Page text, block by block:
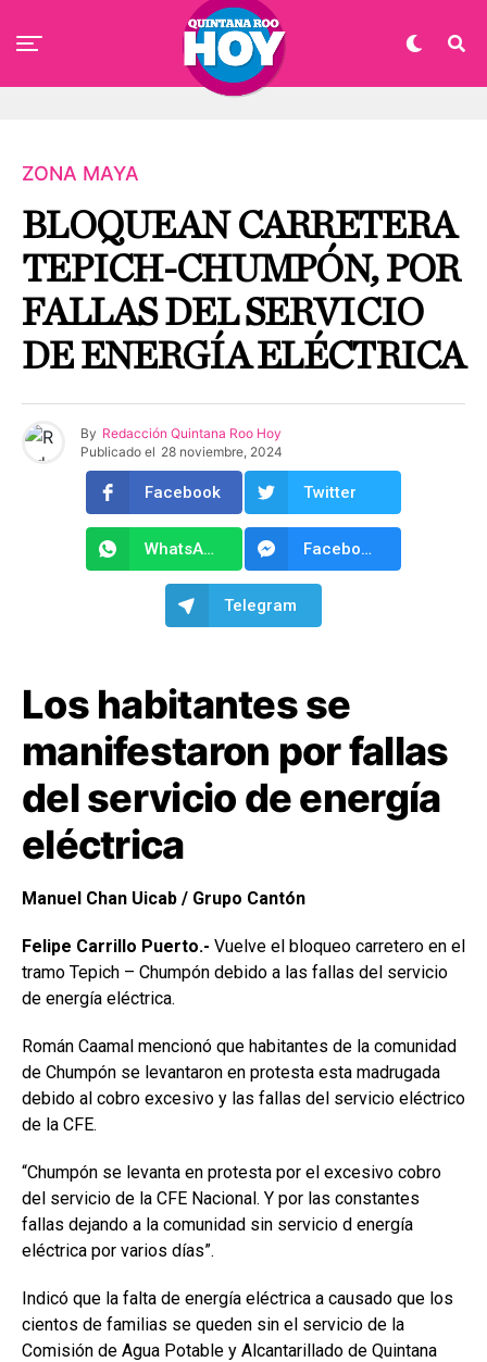
ZONA MAYA
BLOQUEAN CARRETERA
TEPICH-CHUMPÓN, POR
FALLAS DEL SERVICIO
DE ENERGÍA ELÉCTRICA
By Redacción Quintana Roo Hoy
Publicado el 28 noviembre, 2024
Facebook Twitter
WhatsApp Facebook Messenger
Telegram
Los habitantes se
manifestaron por fallas
del servicio de energía
eléctrica
Manuel Chan Uicab / Grupo Cantón
Felipe Carrillo Puerto.- Vuelve el bloqueo carretero en el
tramo Tepich – Chumpón debido a las fallas del servicio
de energía eléctrica.
Román Caamal mencionó que habitantes de la comunidad
de Chumpón se levantaron en protesta esta madrugada
debido al cobro excesivo y las fallas del servicio eléctrico
de la CFE.
“Chumpón se levanta en protesta por el excesivo cobro
del servicio de la CFE Nacional. Y por las constantes
fallas dejando a la comunidad sin servicio d energía
eléctrica por varios días”.
Indicó que la falta de energía eléctrica a causado que los
cientos de familias se queden sin el servicio de la
Comisión de Agua Potable y Alcantarillado de Quintana